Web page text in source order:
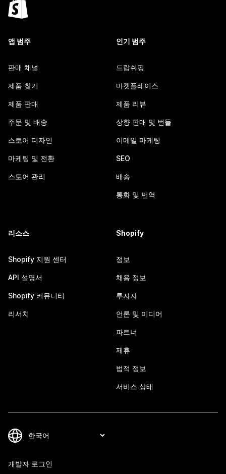
앱 범주
판매 채널
제품 찾기
제품 판매
주문 및 배송
스토어 디자인
마케팅 및 전환
스토어 관리
인기 범주
드랍쉬핑
마켓플레이스
제품 리뷰
상향 판매 및 번들
이메일 마케팅
SEO
배송
통화 및 번역
리소스
Shopify 지원 센터
API 설명서
Shopify 커뮤니티
리서치
Shopify
정보
채용 정보
투자자
언론 및 미디어
파트너
제휴
법적 정보
서비스 상태
개발자 로그인